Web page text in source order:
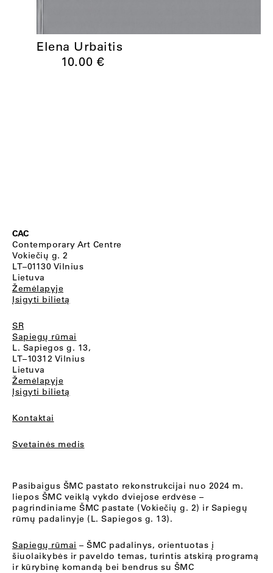
Elena Urbaitis
10.00 €
CAC
Contemporary Art Centre
Vokiečių g. 2
LT–01130 Vilnius
Lietuva
Žemėlapyje
Įsigyti bilietą
SR
Sapiegų rūmai
L. Sapiegos g. 13,
LT–10312 Vilnius
Lietuva
Žemėlapyje
Įsigyti bilietą
Kontaktai
Svetainės medis
Pasibaigus ŠMC pastato rekonstrukcijai nuo 2024 m.
liepos ŠMC veiklą vykdo dviejose erdvėse –
pagrindiniame ŠMC pastate (Vokiečių g. 2) ir Sapiegų
rūmų padalinyje (L. Sapiegos g. 13).
Sapiegų rūmai – ŠMC padalinys, orientuotas į
šiuolaikybės ir paveldo temas, turintis atskirą programą
ir kūrybinę komandą bei bendrus su ŠMC